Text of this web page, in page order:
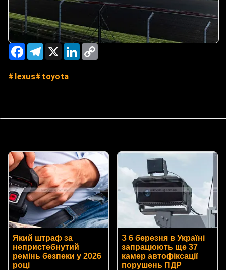
FacebookTelegram
X LinkedIn
lexus toyota
Який штраф за
непристебнутий
ремінь безпеки у 2026
році
З 6 березня в Україні
запрацюють ще 37
камер автофіксації
порушень ПДР